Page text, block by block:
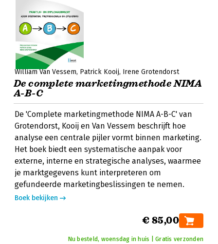
William Van Vessem Patrick Kooij Irene Grotendorst
De complete marketingmethode NIMA
A-B-C
De 'Complete marketingmethode NIMA A-B-C' van
Grotendorst, Kooij en Van Vessem beschrijft hoe
analyse een centrale pijler vormt binnen marketing.
Het boek biedt een systematische aanpak voor
externe, interne en strategische analyses, waarmee
je marktgegevens kunt interpreteren om
gefundeerde marketingbeslissingen te nemen.
Boek bekijken
€ 85,00
Nu besteld, woensdag in huis | Gratis verzonden